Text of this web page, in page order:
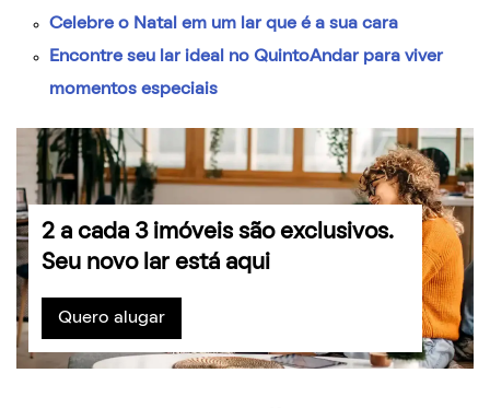
Celebre o Natal em um lar que é a sua cara
Encontre seu lar ideal no QuintoAndar para viver
momentos especiais
2 a cada 3 imóveis são exclusivos.
Seu novo lar está aqui
Quero alugar